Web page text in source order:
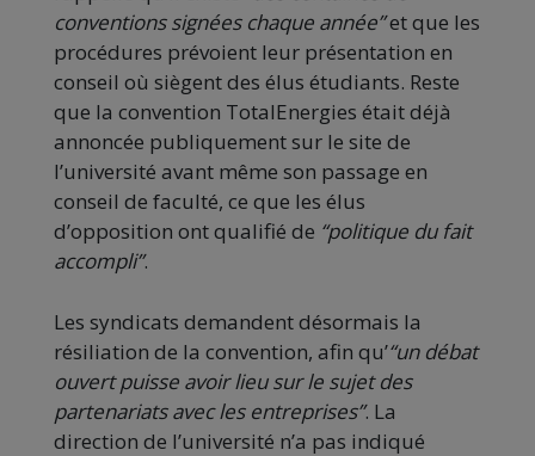
conventions signées chaque année”et que les
procédures prévoient leur présentation en
conseil où siègent des élus étudiants. Reste
que la convention TotalEnergies était déjà
annoncée publiquement sur le site de
l’université avant même son passage en
conseil de faculté, ce que les élus
d’opposition ont qualifié de “politique du fait
accompli”.
Les syndicats demandent désormais la
résiliation de la convention, afin qu’“un débat
ouvert puisse avoir lieu sur le sujet des
partenariats avec les entreprises”. La
direction de l’université n’a pas indiqué